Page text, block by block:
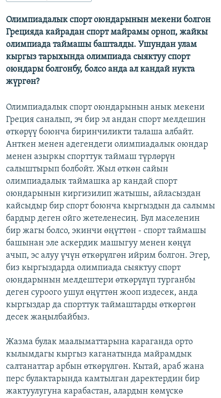
ДАНИСТЕ
ЭЖЕ-СИҢДИЛЕР
АЗАТТЫК+
ЫҢГАЙСЫЗ СУРООЛОР
ОНЛАЙН ШЕРИНЕ
ЭЕ/АРнун бардык сайттары
Олимпиадалык спорт оюндарынын мекени болгон
Грецияда кайрадан спорт майрамы орноп, жайкы
олимпиада таймашы башталды. Ушундан улам
кыргыз тарыхында олимпиада сыяктуу спорт
оюндары болгонбу, болсо анда ал кандай нукта
жүргөн?
Олимпиадалык спорт оюндарынын анык мекени
Греция саналып, эч бир эл андан спорт мелдешин
өткөрүү боюнча биринчиликти талаша албайт.
Анткен менен адегендеги олимпиадалык оюндар
менен азыркы спорттук таймаш түрлөрүн
салыштырып болбойт. Жыл өткөн сайын
олимпиадалык таймашка ар кандай спорт
оюндарынын киргизилип жатышы, айласыздан
кайсыдыр бир спорт боюнча кыргыздын да салымы
бардыр деген ойго жетеленесиң. Бул маселенин
бир жагы болсо, экинчи өңүттөн - спорт таймашы
башынан эле аскердик машыгуу менен көңүл
ачып, эс алуу үчүн өткөрүлгөн ийрим болгон. Эгер,
биз кыргыздарда олимпиада сыяктуу спорт
оюндарынын мелдештери өткөрүлүп турганбы
деген суроого ушул өңүттөн жооп издесек, анда
кыргыздар да спорттук таймаштарды өткөргөн
десек жаңылбайбыз.
Жазма булак маалыматтарына караганда орто
кылымдагы кыргыз каганатында майрамдык
салтанаттар арбын өткөрүлгөн. Кытай, араб жана
перс булактарында камтылган даректердин бир
жактуулугуна карабастан, алардын көмүскө